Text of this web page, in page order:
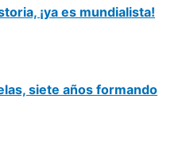
¡ya es mundialista!
siete años formando